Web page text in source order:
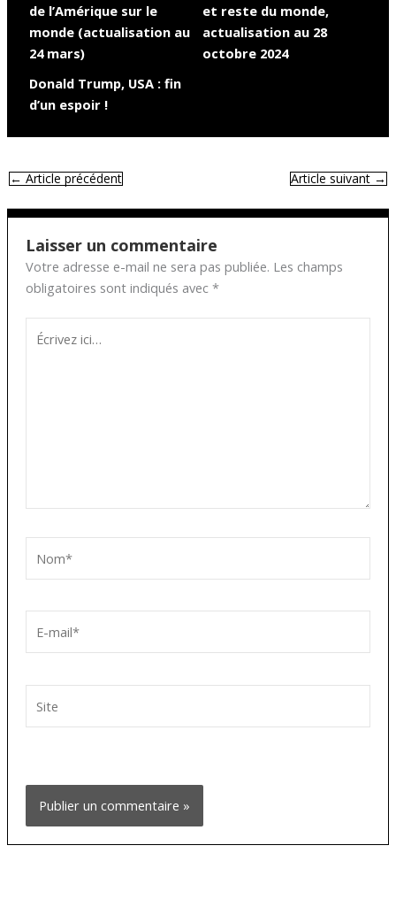
de l’Amérique sur le
monde (actualisation au
24 mars)
et reste du monde,
actualisation au 28
octobre 2024
Donald Trump, USA : fin
d’un espoir !
← Article précédent Article suivant →
Laisser un commentaire
Votre adresse e-mail ne sera pas publiée. Les champs
obligatoires sont indiqués avec *
Écrivez
ici…
mail*